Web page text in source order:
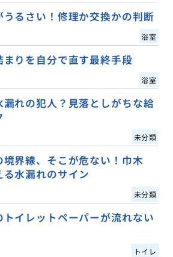
るさい！修理か交換かの判断
浴室
りを自分で直す最終手段
浴室
れの犯人？見落としがちな給
未分類
境界線、そこが危ない！巾木
る水漏れのサイン
未分類
イレットペーパーが流れない
トイレ